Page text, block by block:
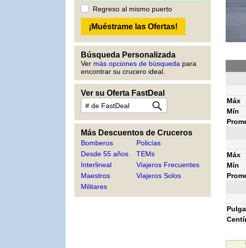
Regreso al mismo puerto
Búsqueda Personalizada
Ver más opciones de búsqueda para
encontrar su crucero ideal.
Ver su Oferta FastDeal
Más Descuentos de Cruceros
Bomberos
Desde 55 años
Interlineal
Maestros
Militares
Policías
TEMs
Viajeros Frecuentes
Viajeros Solos
Máx
Mín
Máx
Mín